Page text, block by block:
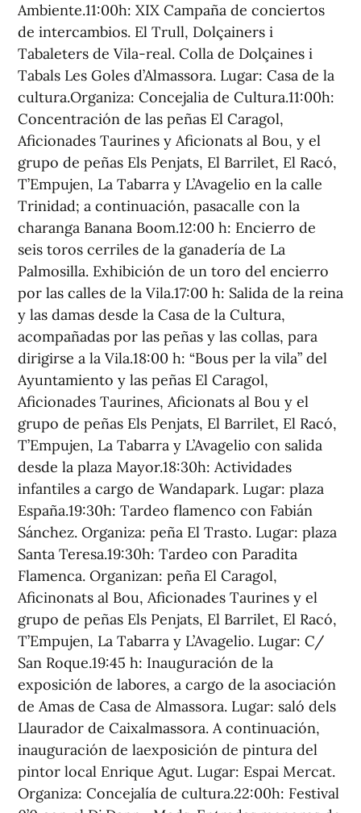
Ambiente.11:00h: XIX Campaña de conciertos
de intercambios. El Trull, Dolçainers i
Tabaleters de Vila-real. Colla de Dolçaines i
Tabals Les Goles d’Almassora. Lugar: Casa de la
cultura.Organiza: Concejalia de Cultura.11:00h:
Concentración de las peñas El Caragol,
Aficionades Taurines y Aficionats al Bou, y el
grupo de peñas Els Penjats, El Barrilet, El Racó,
T’Empujen, La Tabarra y L’Avagelio en la calle
Trinidad; a continuación, pasacalle con la
charanga Banana Boom.12:00 h: Encierro de
seis toros cerriles de la ganadería de La
Palmosilla. Exhibición de un toro del encierro
por las calles de la Vila.17:00 h: Salida de la reina
y las damas desde la Casa de la Cultura,
acompañadas por las peñas y las collas, para
dirigirse a la Vila.18:00 h: “Bous per la vila” del
Ayuntamiento y las peñas El Caragol,
Aficionades Taurines, Aficionats al Bou y el
grupo de peñas Els Penjats, El Barrilet, El Racó,
T’Empujen, La Tabarra y L’Avagelio con salida
desde la plaza Mayor.18:30h: Actividades
infantiles a cargo de Wandapark. Lugar: plaza
España.19:30h: Tardeo flamenco con Fabián
Sánchez. Organiza: peña El Trasto. Lugar: plaza
Santa Teresa.19:30h: Tardeo con Paradita
Flamenca. Organizan: peña El Caragol,
Aficinonats al Bou, Aficionades Taurines y el
grupo de peñas Els Penjats, El Barrilet, El Racó,
T’Empujen, La Tabarra y L’Avagelio. Lugar: C/
San Roque.19:45 h: Inauguración de la
exposición de labores, a cargo de la asociación
de Amas de Casa de Almassora. Lugar: saló dels
Llaurador de Caixalmassora. A continuación,
inauguración de laexposición de pintura del
pintor local Enrique Agut. Lugar: Espai Mercat.
Organiza: Concejalía de cultura.22:00h: Festival